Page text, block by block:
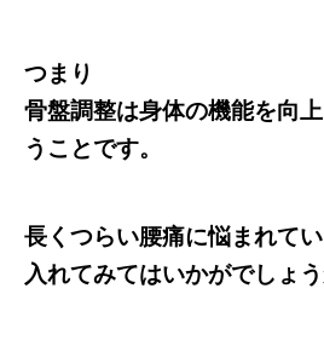
つまり
骨盤調整は身体の機能を向
うことです。
長くつらい腰痛に悩まれて
入れてみてはいかがでしょ